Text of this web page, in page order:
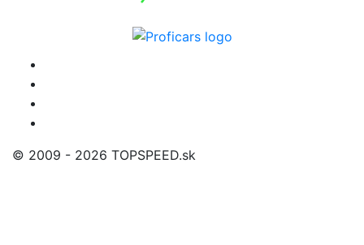
© 2009 - 2026 TOPSPEED.sk